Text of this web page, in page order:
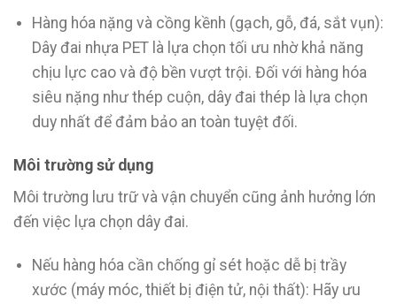
Hàng hóa nặng và cồng kềnh (gạch, gỗ, đá, sắt vụn):
Dây đai nhựa PET là lựa chọn tối ưu nhờ khả năng
chịu lực cao và độ bền vượt trội. Đối với hàng hóa
siêu nặng như thép cuộn, dây đai thép là lựa chọn
duy nhất để đảm bảo an toàn tuyệt đối.
Môi trường sử dụng
Môi trường lưu trữ và vận chuyển cũng ảnh hưởng lớn
đến việc lựa chọn dây đai.
Nếu hàng hóa cần chống gỉ sét hoặc dễ bị trầy
xước (máy móc, thiết bị điện tử, nội thất): Hãy ưu